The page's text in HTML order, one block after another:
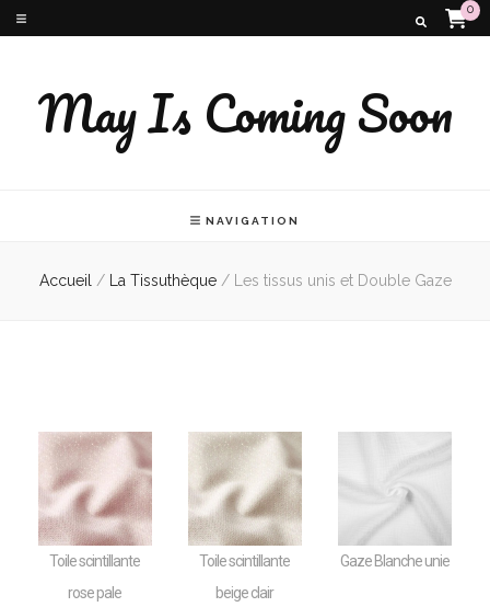
0
May Is Coming Soon
NAVIGATION
Accueil / La Tissuthèque / Les tissus unis et Double Gaze
Toile scintillante
rose pale
Toile scintillante
beige clair
Gaze Blanche unie